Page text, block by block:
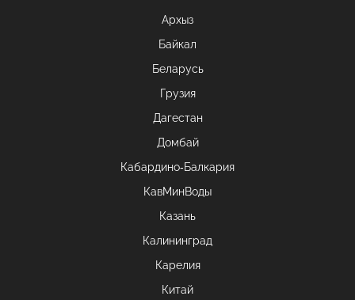
Архыз
Байкал
Беларусь
Грузия
Дагестан
Домбай
Кабардино-Балкария
КавМинВоды
Казань
Калининград
Карелия
Китай